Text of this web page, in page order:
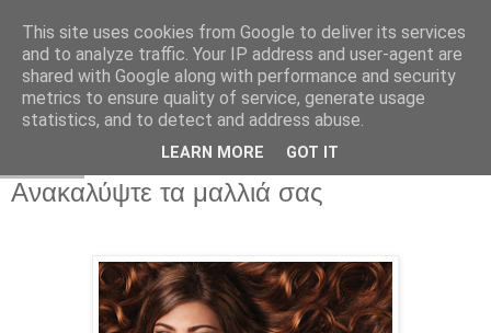
Aνακαλύψτε τα μαλλιά σας
This site uses cookies from Google to deliver its services
and to analyze traffic. Your IP address and user-agent are
shared with Google along with performance and security
metrics to ensure quality of service, generate usage
statistics, and to detect and address abuse.
LEARN MORE GOT IT